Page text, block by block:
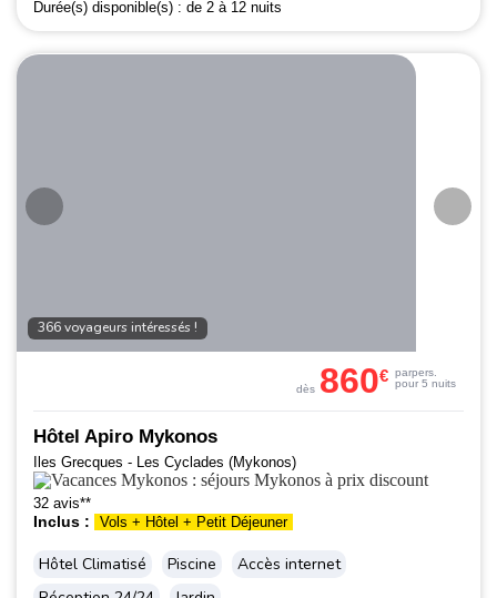
Durée(s) disponible(s) : de 2 à 12 nuits
366 voyageurs intéressés !
Hôtel Apiro Mykonos
Iles Grecques - Les Cyclades (Mykonos)
32 avis**
Inclus : Vols + Hôtel + Petit Déjeuner
Hôtel Climatisé Piscine
Accès internet
dès 860€ parpers.
pour 5 nuits